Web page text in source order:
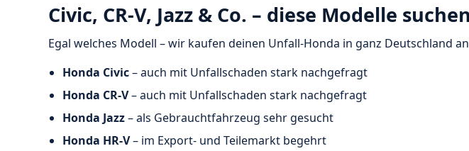
Civic, CR-V, Jazz & Co. – diese Modelle
Egal welches Modell – wir kaufen deinen Unfall-Honda in ganz Deutschland
Honda Civic– auch mit Unfallschaden stark nachgefragt
Honda CR-V– auch mit Unfallschaden stark nachgefragt
Honda Jazz– als Gebrauchtfahrzeug sehr gesucht
Honda HR-V– im Export- und Teilemarkt begehrt